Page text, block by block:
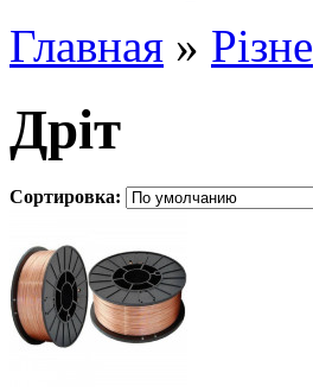
Главная » Різне
Дріт
Сортировка: